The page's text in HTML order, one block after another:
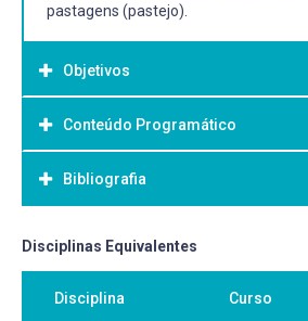
pastagens (pastejo).
Objetivos
Objetivo Geral:
Objetivo geral: Analisar os
planta-animal-manejo)
etc.) baseada em pastagens
naturais e cultivadas.
compartimento denominado
Conteúdo Programático
Bibliografia
Bibliografia Básica:
KIRCHOF, B. Alimentação da vaca
Agropecuária, 1997. 111p. BARNES,
Disciplinas Equivalentes
Disciplina Curso